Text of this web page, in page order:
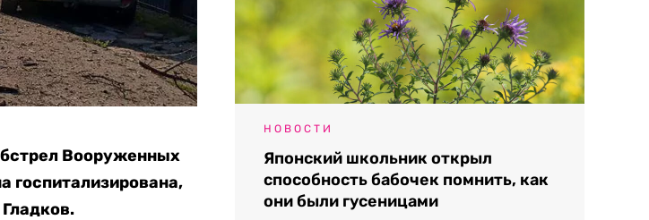
Вооруженных
госпитализирована,
НОВОСТИ
Японский школьник открыл
способность бабочек помнить, как
они были гусеницами